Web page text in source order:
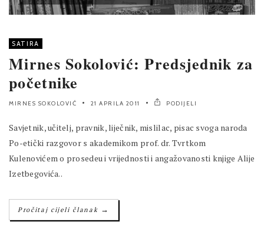
SATIRA
Mirnes Sokolović: Predsjednik za
početnike
MIRNES SOKOLOVIĆ 21 APRILA 2011 PODIJELI
Savjetnik, učitelj, pravnik, liječnik, mislilac, pisac svoga naroda
Po-etički razgovor s akademikom prof. dr. Tvrtkom
Kulenovićem o prosedeu i vrijednosti i angažovanosti knjige Alije
Izetbegovića..
Pročitaj cijeli članak →